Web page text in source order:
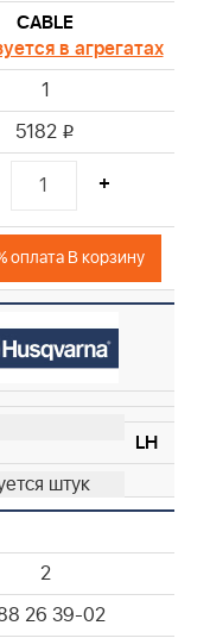
CABLE
в агрегатах
1
5182 i
+
оплата В корзину
LH
2
26 39-02